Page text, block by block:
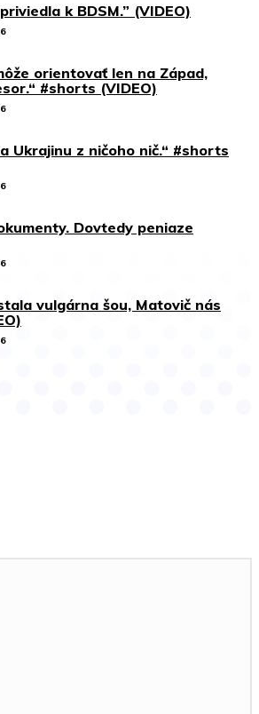
k BDSM.” (VIDEO)
orientovať len na Západ,
#shorts (VIDEO)
Ukrajinu z ničoho nič.“ #shorts
Dovtedy peniaze
vulgárna šou, Matovič nás